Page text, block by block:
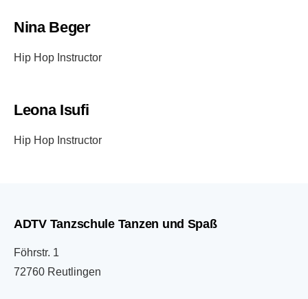
Nina Beger
Hip Hop Instructor
Leona Isufi
Hip Hop Instructor
ADTV Tanzschule Tanzen und Spaß
Föhrstr. 1
72760 Reutlingen